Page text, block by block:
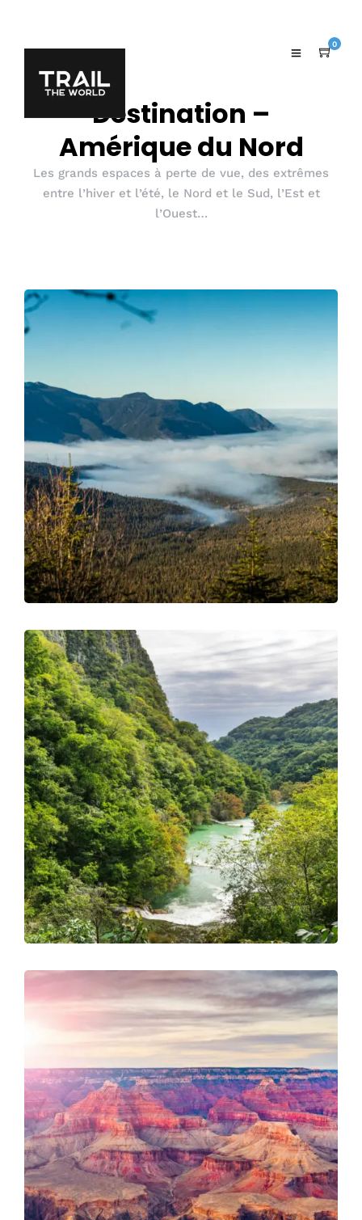
0
Destination –
Amérique du Nord
Les grands espaces à perte de vue, des extrêmes
entre l’hiver et l’été, le Nord et le Sud, l’Est et
l’Ouest…